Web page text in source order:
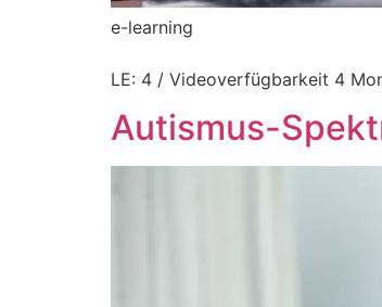
e-learning
LE: 4 / Videoverfügbarkeit 4
Autismus-